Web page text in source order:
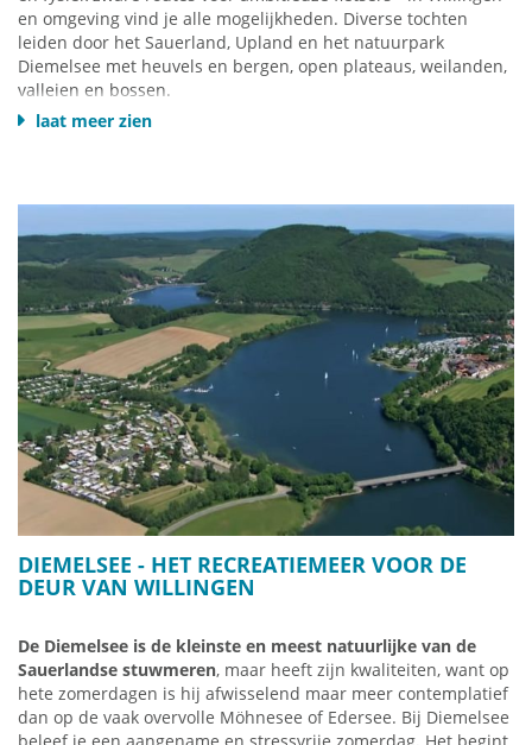
en omgeving vind je alle mogelijkheden. Diverse tochten
leiden door het Sauerland, Upland en het natuurpark
Diemelsee met heuvels en bergen, open plateaus, weilanden,
valleien en bossen.
12 aangewezen en bewegwijzerde mountainbiketochten
Als je snelheid, actie en adrenaline bergaf nodig hebt, zul je
blij zijn met deMTB-zone Willingen.
Op de Ettelsberg wacht u een
voor experts; Er is
downhill-plezier op defreeride-route; DeFlow Trailis
comfortabeler - en deFlow Country Trail
is gemakkelijk te
berijden. Alle routes dragen de handtekening van
bikeprofessional Diddi Schneider, die sinds 2019 zelfs de
MTB-zone beheert, wat garant staat voor toponderhoud. De
moderne afneembareK1-stoeljeslift
brengt je de berg op. Het
kan 6 fietsen/fietsers per stoel vervoeren en is een technische
wereldprimeur op het gebied van fietstransport. Er is ook een
FourCross-baan, eencross-country-trailen een
oefenparcoursachter de ijsbaan.
Meer informatie:Bike-Wereld Willingen
laat meer zien
DIEMELSEE - HET RECREATIEMEER VOOR DE
DEUR VAN WILLINGEN
De Diemelsee is de kleinste en meest natuurlijke van de
Sauerlandse stuwmeren, maar heeft zijn kwaliteiten, want op
hete zomerdagen is hij afwisselend maar meer contemplatief
dan op de vaak overvolle Möhnesee of Edersee. Bij Diemelsee
beleef je een aangename en stressvrije zomerdag. Het begint